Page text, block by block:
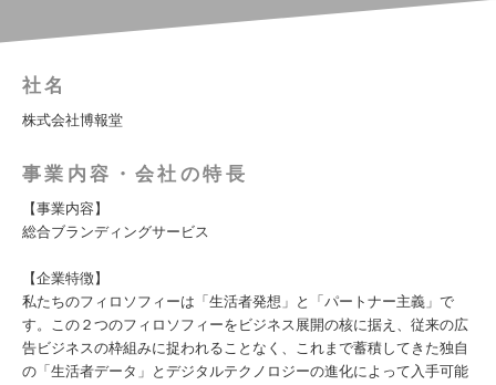
社名
株式会社博報堂
事業内容・会社の特長
【事業内容】
総合ブランディングサービス
【企業特徴】
私たちのフィロソフィーは「生活者発想」と「パートナー主義」で
す。この２つのフィロソフィーをビジネス展開の核に据え、従来の広
告ビジネスの枠組みに捉われることなく、これまで蓄積してきた独自
の「生活者データ」とデジタルテクノロジーの進化によって入手可能